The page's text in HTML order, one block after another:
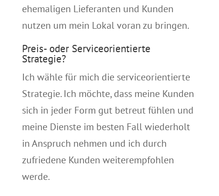
ehemaligen Lieferanten und Kunden
nutzen um mein Lokal voran zu bringen.
Preis- oder Serviceorientierte
Strategie?
Ich wähle für mich die serviceorientierte
Strategie. Ich möchte, dass meine Kunden
sich in jeder Form gut betreut fühlen und
meine Dienste im besten Fall wiederholt
in Anspruch nehmen und ich durch
zufriedene Kunden weiterempfohlen
werde.